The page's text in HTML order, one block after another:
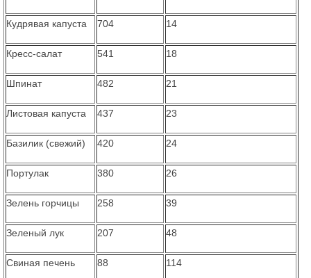
Кудрявая капуста 704 14
Кресс-салат 541 18
Шпинат 482 21
Листовая капуста 437 23
Базилик (свежий) 420 24
Портулак 380 26
Зелень горчицы 258 39
Зеленый лук 207 48
Свиная печень 88 114